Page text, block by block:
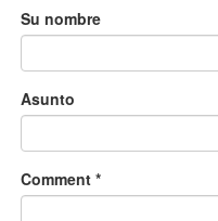
Su nombre
Asunto
Comment *